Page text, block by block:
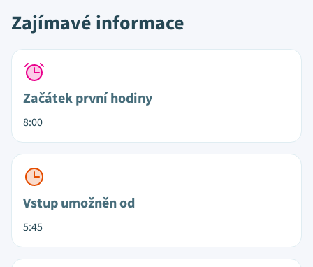
Zajímavé informace
Začátek první hodiny
8:00
Vstup umožněn od
5:45